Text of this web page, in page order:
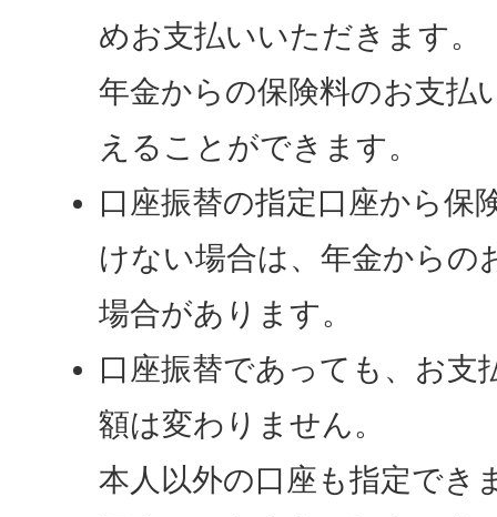
めお支払いいただきます。
年金からの保険料のお支払
えることができます。
口座振替の指定口座から保
けない場合は、年金からの
場合があります。
口座振替であっても、お支
額は変わりません。
本人以外の口座も指定でき